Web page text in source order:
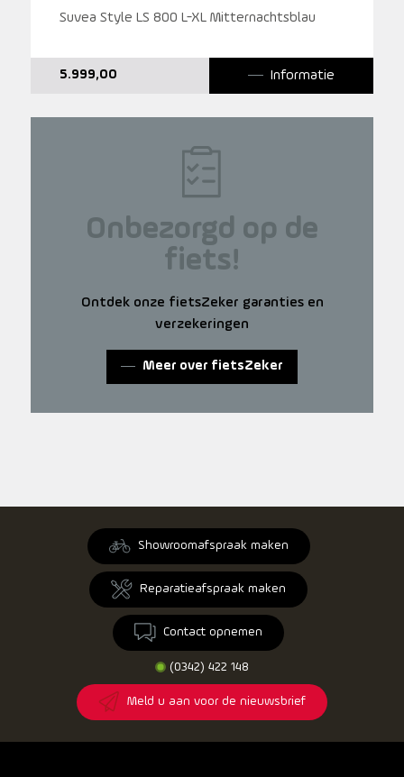
Suvea Style LS 800 L-XL Mitternachtsblau
5.999,00 Informatie
Onbezorgd op de
fiets!
Ontdek onze fietsZeker garanties en
verzekeringen
Meer over fietsZeker
Showroomafspraak maken
Reparatieafspraak maken
Contact opnemen
(0342) 422 148
Meld u aan voor de nieuwsbrief